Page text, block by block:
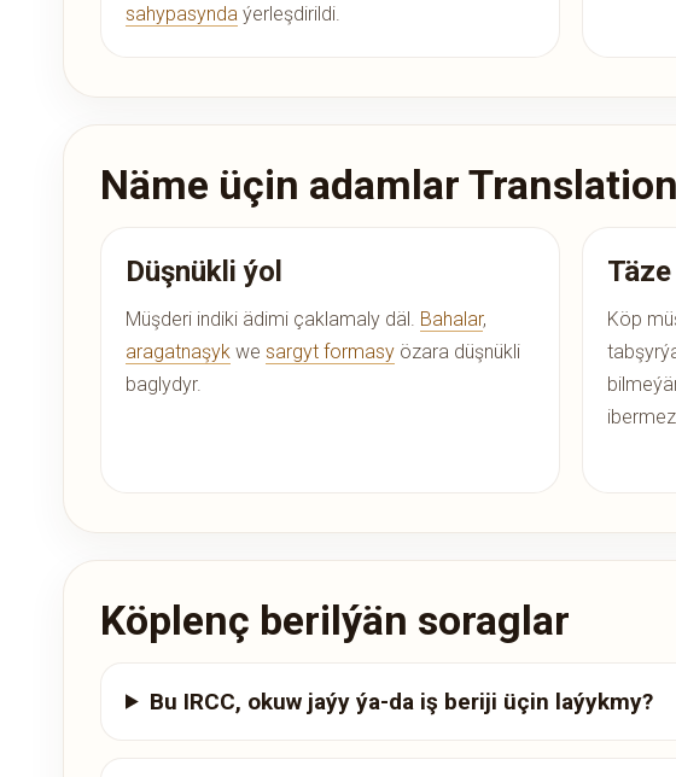
sahypasynda ýerleşdirildi.
Näme üçin adamlar
Düşnükli ýol
Müşderi indiki ädimi çaklamaly däl. Bahalar,
aragatnaşyk we sargyt formasy özara düşnükli
baglydyr.
Köp
Köplenç berilýän soraglar
Bu IRCC, okuw jaýy ýa-da iş beriji üçin laýykmy?